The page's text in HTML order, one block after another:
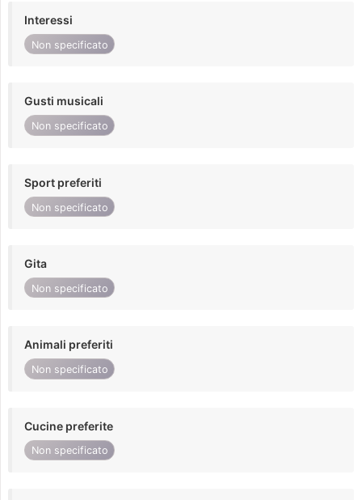
Interessi
Non specificato
Gusti musicali
Non specificato
Sport preferiti
Non specificato
Gita
Non specificato
Animali preferiti
Non specificato
Cucine preferite
Non specificato